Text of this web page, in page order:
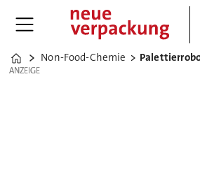
Home
Non-Food-Chemie
ANZEIGE
ANZEIGE